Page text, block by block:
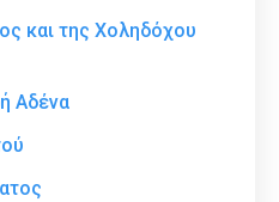
και της Χοληδόχου
Αδένα